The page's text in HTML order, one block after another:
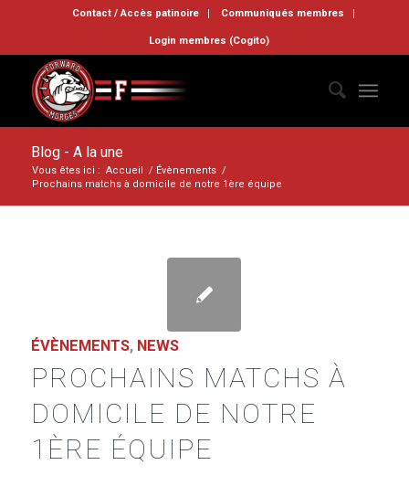
Contact / Accès patinoire Communiqués membres
Login membres (Cogito)
Blog - A la une
Vous êtes ici : Accueil / Évènements /
Prochains matchs à domicile de notre 1ère équipe
ÉVÈNEMENTS, NEWS
PROCHAINS MATCHS À
DOMICILE DE NOTRE
1ÈRE ÉQUIPE